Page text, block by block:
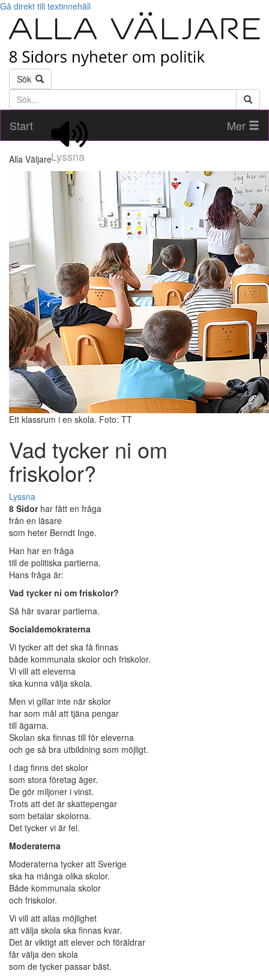
Gå direkt till textinnehåll
Sök
Söktext
Start
Lyssna
Mer
Alla Väljare
Ett klassrum i en skola. Foto: TT
Vad tycker ni om
friskolor?
Lyssna
8 Sidorhar fått en fråga
från en läsare
som heter Berndt Inge.
Han har en fråga
till de politiska partierna.
Hans fråga är:
Vad tycker ni om friskolor?
Så här svarar partierna.
Socialdemokraterna
Vi tycker att det ska få finnas
både kommunala skolor och friskolor.
Vi vill att eleverna
ska kunna välja skola.
Men vi gillar inte när skolor
har som mål att tjäna pengar
till ägarna.
Skolan ska finnas till för eleverna
och ge så bra utbildning som möjligt.
I dag finns det skolor
som stora företag äger.
De gör miljoner i vinst.
Trots att det är skattepengar
som betalar skolorna.
Det tycker vi är fel.
Moderaterna
Moderaterna tycker att Sverige
ska ha många olika skolor.
Både kommunala skolor
och friskolor.
Vi vill att allas möjlighet
att välja skola ska finnas kvar.
Det är viktigt att elever och föräldrar
får välja den skola
som de tycker passar bäst.